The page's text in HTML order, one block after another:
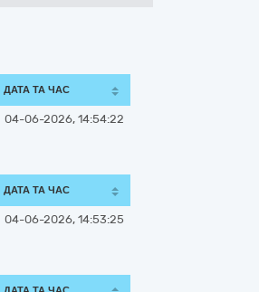
ДАТА ТА ЧАС
04-06-2026, 14:54:22
ДАТА ТА ЧАС
04-06-2026, 14:53:25